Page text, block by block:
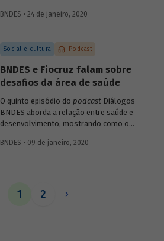
instituições contribuem para a
chamado complexo industrial e de
BNDES • 24 de janeiro, 2020
Social e cultura Podcast
BNDES e Fiocruz falam sobre
desafios da área de saúde
O quinto episódio do podcastDiálogos
BNDES aborda a relação entre saúde e
desenvolvimento, mostrando como o
a capacidade produtiva da população, mas
tecnologia.
BNDES • 09 de janeiro, 2020
1 2